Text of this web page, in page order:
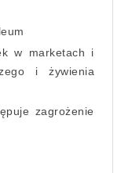
w marketach i
i żywienia
zagrożenie